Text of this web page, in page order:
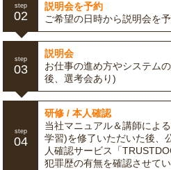
step
02
説明会を予約
ご希望の日時から説明会を
step
03
説明会
お仕事の進め方やシステム
後、選考会あり)
step
04
研修 / 本人確認
当社マニュアル＆講師によ
学習)を修了いただいた後、
人確認サービス「
犯罪歴の有無を確認させてい